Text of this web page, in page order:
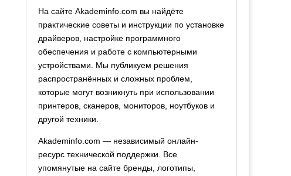
На сайте Akademinfo.com вы найдёте
практические советы и инструкции по установке
драйверов, настройке программного
обеспечения и работе с компьютерными
устройствами. Мы публикуем решения
распространённых и сложных проблем,
которые могут возникнуть при использовании
принтеров, сканеров, мониторов, ноутбуков и
другой техники.
Akademinfo.com — независимый онлайн-
ресурс технической поддержки. Все
упомянутые на сайте бренды, логотипы,